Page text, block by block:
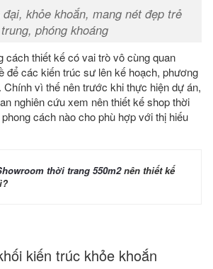
khỏe khoắn, mang nét đẹp trẻ
trung, phóng khoáng
cách thiết kế có vai trò vô cùng quan
để các kiến trúc sư lên kế hoạch, phương
vì thế nên trước khi thực hiện dự án,
nghiên cứu xem nên thiết kế shop thời
cách nào cho phù hợp với thị hiếu
thời trang 550m2nên thiết kế
kiến trúc khỏe khoắn